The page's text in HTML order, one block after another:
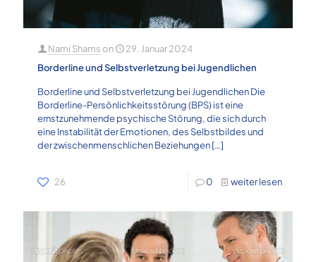
Nami Shams on
29. Januar 2024
Borderline und Selbstverletzung bei Jugendlichen
Borderline und Selbstverletzung bei Jugendlichen Die
Borderline-Persönlichkeitsstörung (BPS) ist eine
ernstzunehmende psychische Störung, die sich durch
eine Instabilität der Emotionen, des Selbstbildes und
der zwischenmenschlichen Beziehungen[…]
26 0 weiter lesen